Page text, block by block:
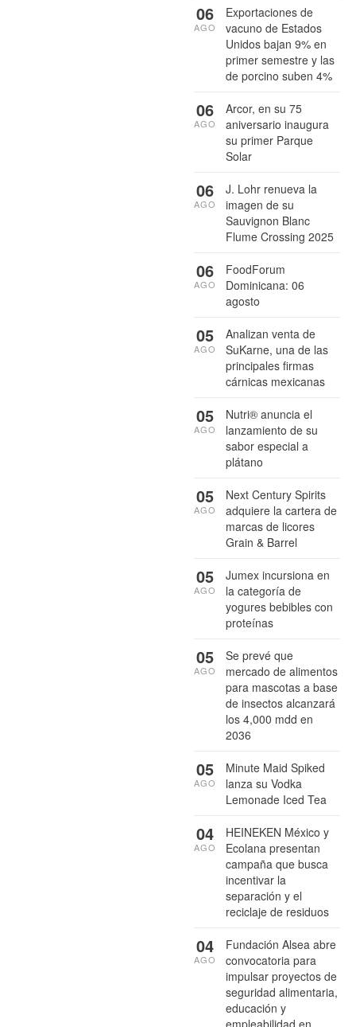
Exportaciones de
vacuno de Estados
Unidos bajan 9% en
primer semestre y las
de porcino suben 4%
06
AGO
Arcor, en su 75
aniversario inaugura
su primer Parque
Solar
06
AGO
J. Lohr renueva la
imagen de su
Sauvignon Blanc
Flume Crossing 2025
06
AGO
FoodForum
Dominicana: 06
agosto
06
AGO
Analizan venta de
SuKarne, una de las
principales firmas
cárnicas mexicanas
05
AGO
Nutri® anuncia el
lanzamiento de su
sabor especial a
plátano
05
AGO
Next Century Spirits
adquiere la cartera de
marcas de licores
Grain & Barrel
05
AGO
Jumex incursiona en
la categoría de
yogures bebibles con
proteínas
05
AGO
Se prevé que
mercado de alimentos
para mascotas a base
de insectos alcanzará
los 4,000 mdd en
2036
05
AGO
Minute Maid Spiked
lanza su Vodka
Lemonade Iced Tea
05
AGO
HEINEKEN México y
Ecolana presentan
campaña que busca
incentivar la
separación y el
reciclaje de residuos
04
AGO
Fundación Alsea abre
convocatoria para
impulsar proyectos de
seguridad alimentaria,
educación y
empleabilidad en
04
AGO